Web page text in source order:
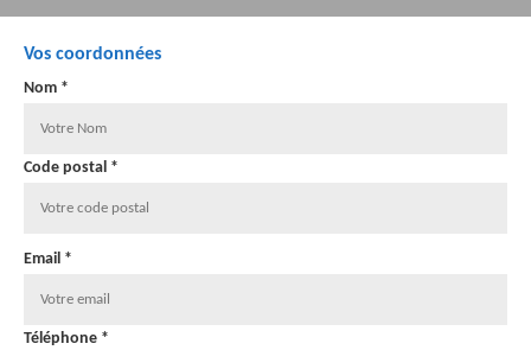
Vos coordonnées
Nom *
Code postal *
Email *
Téléphone *